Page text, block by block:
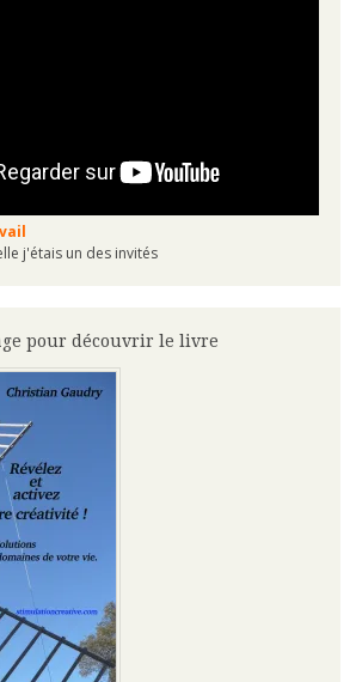
j'étais un des invités
pour découvrir le livre